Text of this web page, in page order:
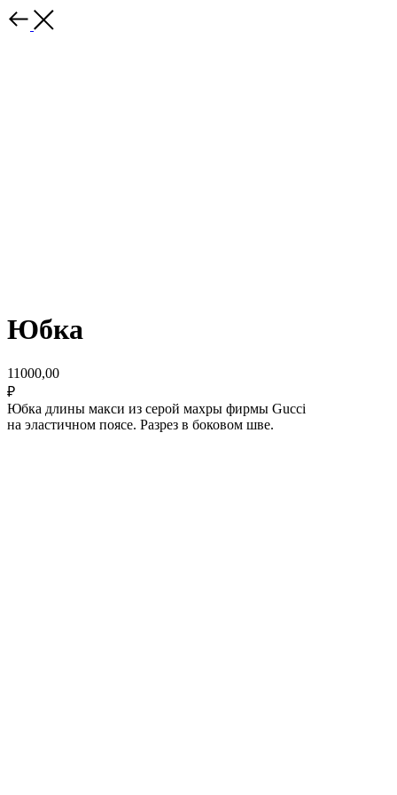
Юбка
11000,00
₽
Юбка длины макси из серой махры фирмы Gucci
на эластичном поясе. Разрез в боковом шве.